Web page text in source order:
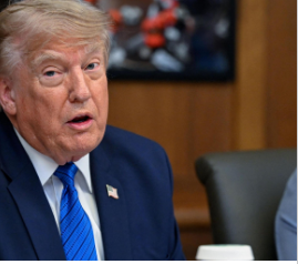
չափերով